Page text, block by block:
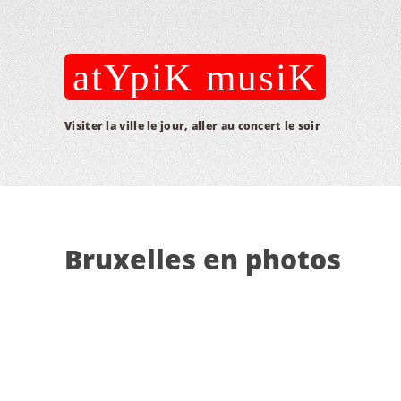
atYpiK musiK
Visiter la ville le jour, aller au concert le soir
Bruxelles en photos